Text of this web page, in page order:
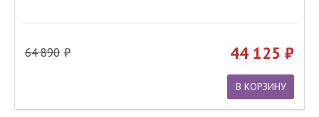
64 890 44 125
В КОРЗИНУ